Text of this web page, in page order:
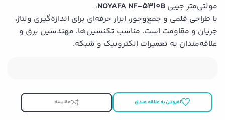
مولتی‌متر جیبی NOYAFA NF-5310B،
با طراحی قلمی و جمع‌وجور، ابزار حرفه‌ای برای اندازه‌گیری ولتاژ،
جریان و مقاومت است. مناسب تکنسین‌ها، مهندسین برق و
علاقه‌مندان به تعمیرات الکترونیک و شبکه.
افزودن به علاقه مندی مقایسه